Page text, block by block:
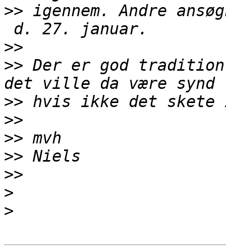
>> igennem. Andre
>>
>> Der er god tradition
>>
>>
>>
>>
>>
>
>